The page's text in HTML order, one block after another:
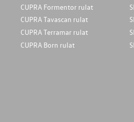
CUPRA Formentor rulat
CUPRA Tavascan rulat
CUPRA Terramar rulat
CUPRA Born rulat